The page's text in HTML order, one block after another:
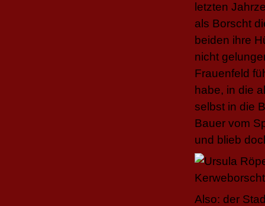
letzten
als Borscht
beiden ihre
nicht
Frauenfeld
habe, in die
selbst in die
Bauer vom
und blieb
Also: der